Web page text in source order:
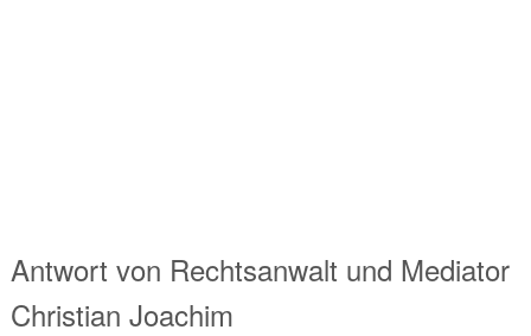
Antwort von Rechtsanwalt und Mediator
Christian Joachim